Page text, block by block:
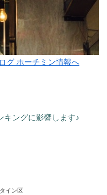
キングに影響します♪
イン区